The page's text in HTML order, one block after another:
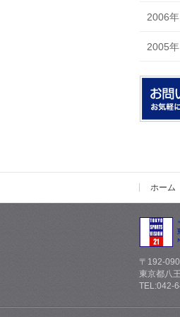
2006年
2005年
ホーム
〒192-
東京都八
TEL:042-